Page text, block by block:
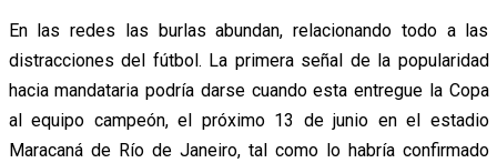
En las redes las burlas abundan, relacionando todo a las
distracciones del fútbol. La primera señal de la popularidad
hacia mandataria podría darse cuando esta entregue la Copa
al equipo campeón, el próximo 13 de junio en el estadio
Maracaná de Río de Janeiro, tal como lo habría confirmado